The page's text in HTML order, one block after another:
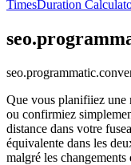
TimesDuration
Que vous planifiiez une
ou confirmiez
distance dans votre
équivalente dans les
malgré les changements